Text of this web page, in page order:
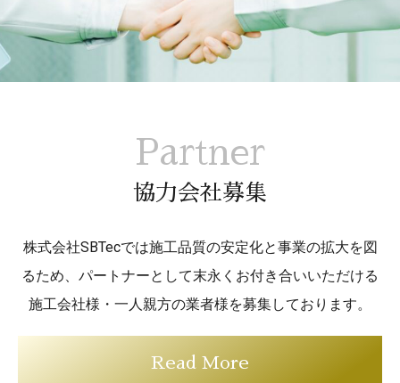
Partner
協力会社募集
株式会社SBTecでは施工品質の安定化と事業の拡大を図
るため、パートナーとして末永くお付き合いいただける
施工会社様・一人親方の業者様を募集しております。
Read More